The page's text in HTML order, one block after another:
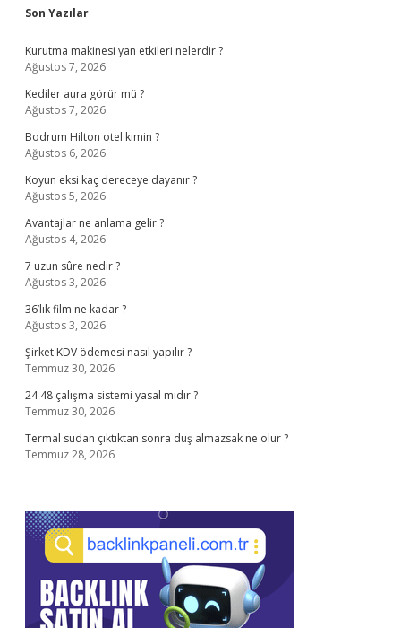
Sidebar
Son Yazılar
Kurutma makinesi yan etkileri nelerdir ?
Ağustos 7, 2026
Kediler aura görür mü ?
Ağustos 7, 2026
Bodrum Hilton otel kimin ?
Ağustos 6, 2026
Koyun eksi kaç dereceye dayanır ?
Ağustos 5, 2026
Avantajlar ne anlama gelir ?
Ağustos 4, 2026
7 uzun sûre nedir ?
Ağustos 3, 2026
36’lık film ne kadar ?
Ağustos 3, 2026
Şirket KDV ödemesi nasıl yapılır ?
Temmuz 30, 2026
24 48 çalışma sistemi yasal mıdır ?
Temmuz 30, 2026
Termal sudan çıktıktan sonra duş almazsak ne olur ?
Temmuz 28, 2026